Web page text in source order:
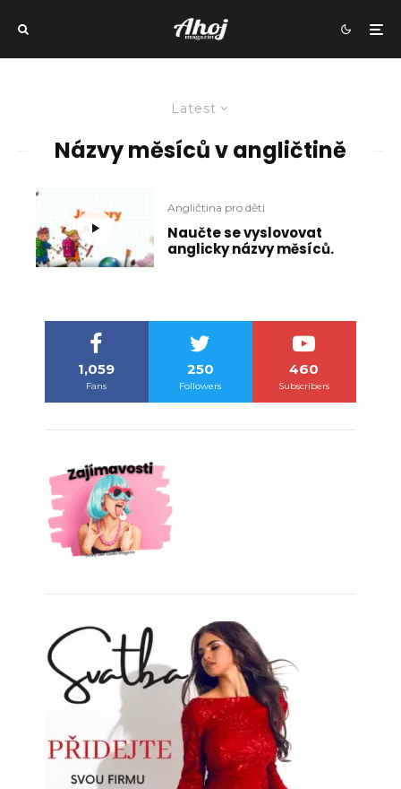
Latest
Názvy měsíců v angličtině
Angličtina pro děti
Naučte se vyslovovat
anglicky názvy měsíců.
1,059
Fans
250
Followers
460
Subscribers